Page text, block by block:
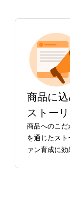
商品に
ストー
商品へのこ
を通じたス
ァン育成に効